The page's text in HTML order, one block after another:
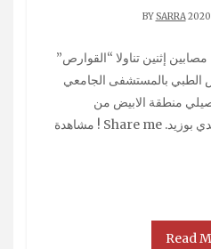
SARRA
الطبي بالمستشفى الجامعي
منطقة الابيض من
معتمدية جلمة من ولاية سيدي بوزيد. Share me ! مشاهدة
Read